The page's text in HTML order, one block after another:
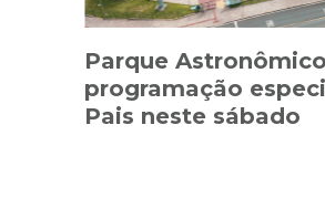
Parque
programação
Pais neste sábado